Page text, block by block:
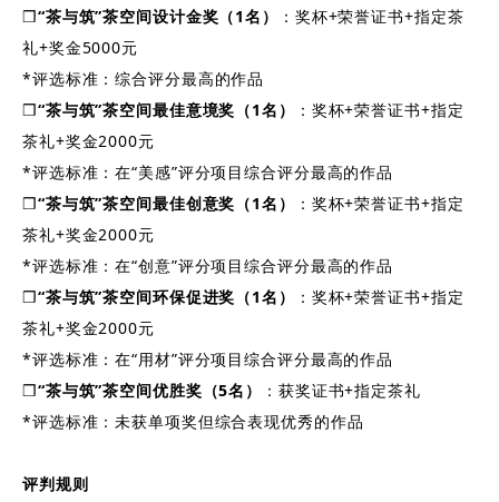
❒“茶与筑”茶空间设计金奖（1名）
：奖杯+荣誉证书+指定茶
礼+奖金5000元
*评选标准：综合评分最高的作品
❒“茶与筑”茶空间最佳意境奖（1名）
：奖杯+荣誉证书+指定
茶礼+奖金2000元
*评选标准：在“美感”评分项目综合评分最高的作品
❒“茶与筑”茶空间最佳创意奖（1名）
：奖杯+荣誉证书+指定
茶礼+奖金2000元
*评选标准：在“创意”评分项目综合评分最高的作品
❒“茶与筑”茶空间环保促进奖（1名）
：奖杯+荣誉证书+指定
茶礼+奖金2000元
*评选标准：在“用材”评分项目综合评分最高的作品
❒“茶与筑”茶空间优胜奖（5名）
：获奖证书+指定茶礼
*评选标准：未获单项奖但综合表现优秀的作品
评判规则